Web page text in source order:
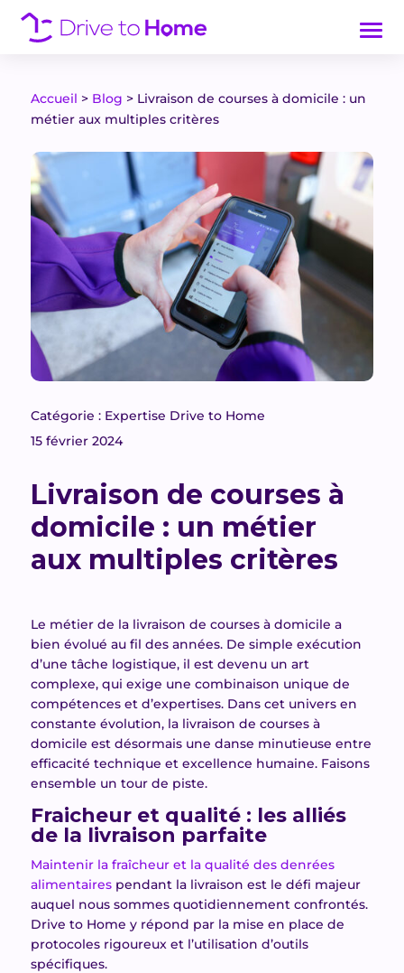
Accueil > Blog > Livraison de courses à domicile : un
métier aux multiples critères
Catégorie : Expertise Drive to Home
15 février 2024
Livraison de courses à
domicile : un métier
aux multiples critères
Le métier de la livraison de courses à domicile a
bien évolué au fil des années. De simple exécution
d’une tâche logistique, il est devenu un art
complexe, qui exige une combinaison unique de
compétences et d’expertises. Dans cet univers en
constante évolution, la livraison de courses à
domicile est désormais une danse minutieuse entre
efficacité technique et excellence humaine. Faisons
ensemble un tour de piste.
Fraicheur et qualité : les alliés
de la livraison parfaite
Maintenir la fraîcheur et la qualité des denrées
alimentairespendant la livraison est le défi majeur
auquel nous sommes quotidiennement confrontés.
Drive to Home y répond par la mise en place de
protocoles rigoureux et l’utilisation d’outils
spécifiques.